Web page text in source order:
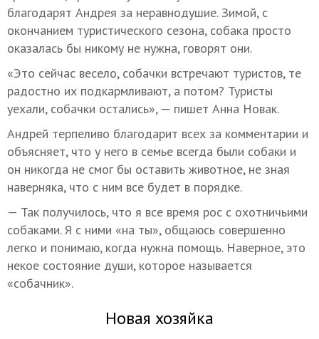
благодарят Андрея за неравнодушие. Зимой, с
окончанием туристического сезона, собака просто
оказалась бы никому не нужна, говорят они.
«Это сейчас весело, собачки встречают туристов, те
радостно их подкармливают, а потом? Туристы
уехали, собачки остались», — пишет Анна Новак.
Андрей терпеливо благодарит всех за комментарии и
объясняет, что у него в семье всегда были собаки и
он никогда не смог бы оставить животное, не зная
наверняка, что с ним все будет в порядке.
— Так получилось, что я все время рос с охотничьими
собаками. Я с ними «на ты», общаюсь совершенно
легко и понимаю, когда нужна помощь. Наверное, это
некое состояние души, которое называется
«собачник».
Новая хозяйка